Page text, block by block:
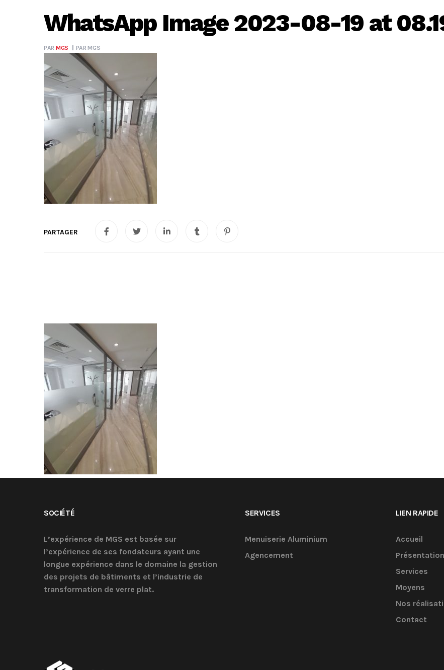
WhatsApp Image 2023-08-19 at
PAR MGS PARMGS
SOCIÉTÉ
L’expérience de MGS est basée sur
l’expérience de ses fondateurs ayant une
longue expérience dans le domaine la gestion
des projets de bâtiments et l’industrie de
transformation de verre plat.
SERVICES
Menuiserie Aluminium
Agencement
LIEN RAPIDE
Accueil
Présentation
Services
Moyens
Nos
Contact